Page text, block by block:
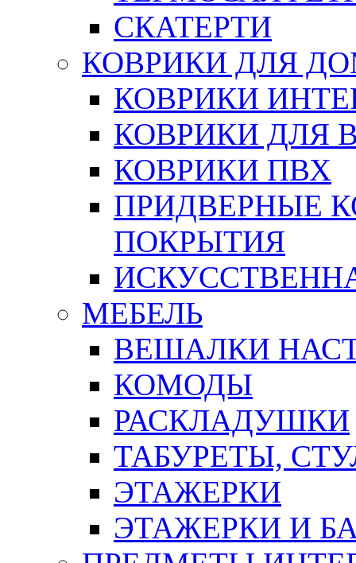
СКАТЕРТИ
КОВРИКИ ДЛЯ
КОВРИКИ
КОВРИКИ ДЛЯ
КОВРИКИ ПВХ
ПРИДВЕРНЫЕ
ПОКРЫТИЯ
МЕБЕЛЬ
ВЕШАЛКИ
КОМОДЫ
РАСКЛАДУШКИ
ТАБУРЕТЫ,
ЭТАЖЕРКИ
ЭТАЖЕРКИ И